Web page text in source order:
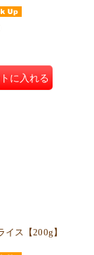
に入れる
イス【200g】